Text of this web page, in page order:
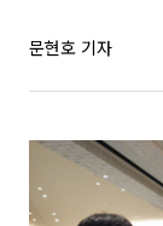
문현호 기자